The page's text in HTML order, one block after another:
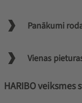
Panākumi
Vienas
HARIBO veiksmes